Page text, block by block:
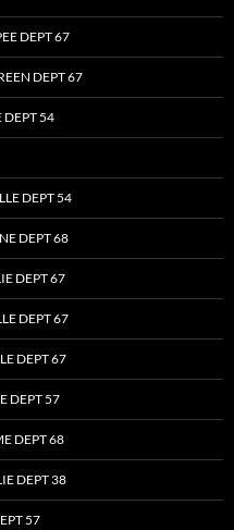
DEPT 67
DEPT 67
DEPT 54
DEPT 54
DEPT 68
DEPT 67
DEPT 67
DEPT 67
DEPT 57
DEPT 68
DEPT 38
57